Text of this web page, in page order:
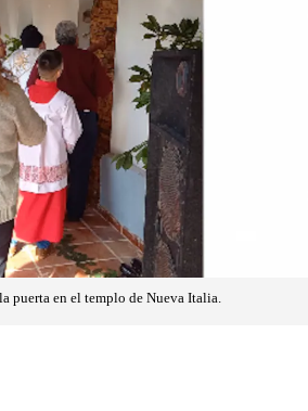
puerta en el templo de Nueva Italia.